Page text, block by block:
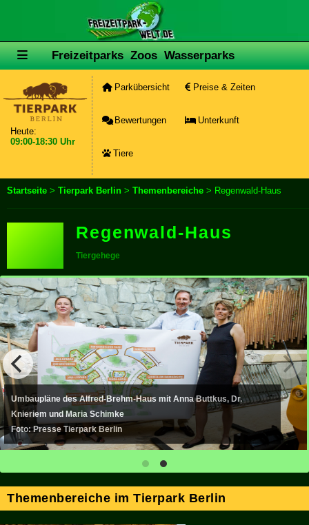
Freizeitparks Zoos Wasserparks
Heute:
09:00-18:30 Uhr
Parkübersicht Preise & Zeiten
Bewertungen Unterkunft
Tiere
Startseite > Tierpark Berlin > Themenbereiche > Regenwald-Haus
Regenwald-Haus
Tiergehege
Umbaupläne des Alfred-Brehm-Haus mit Anna Buttkus, Dr.
Knieriem und Maria Schimke
Foto: Presse Tierpark Berlin
Themenbereiche im Tierpark Berlin